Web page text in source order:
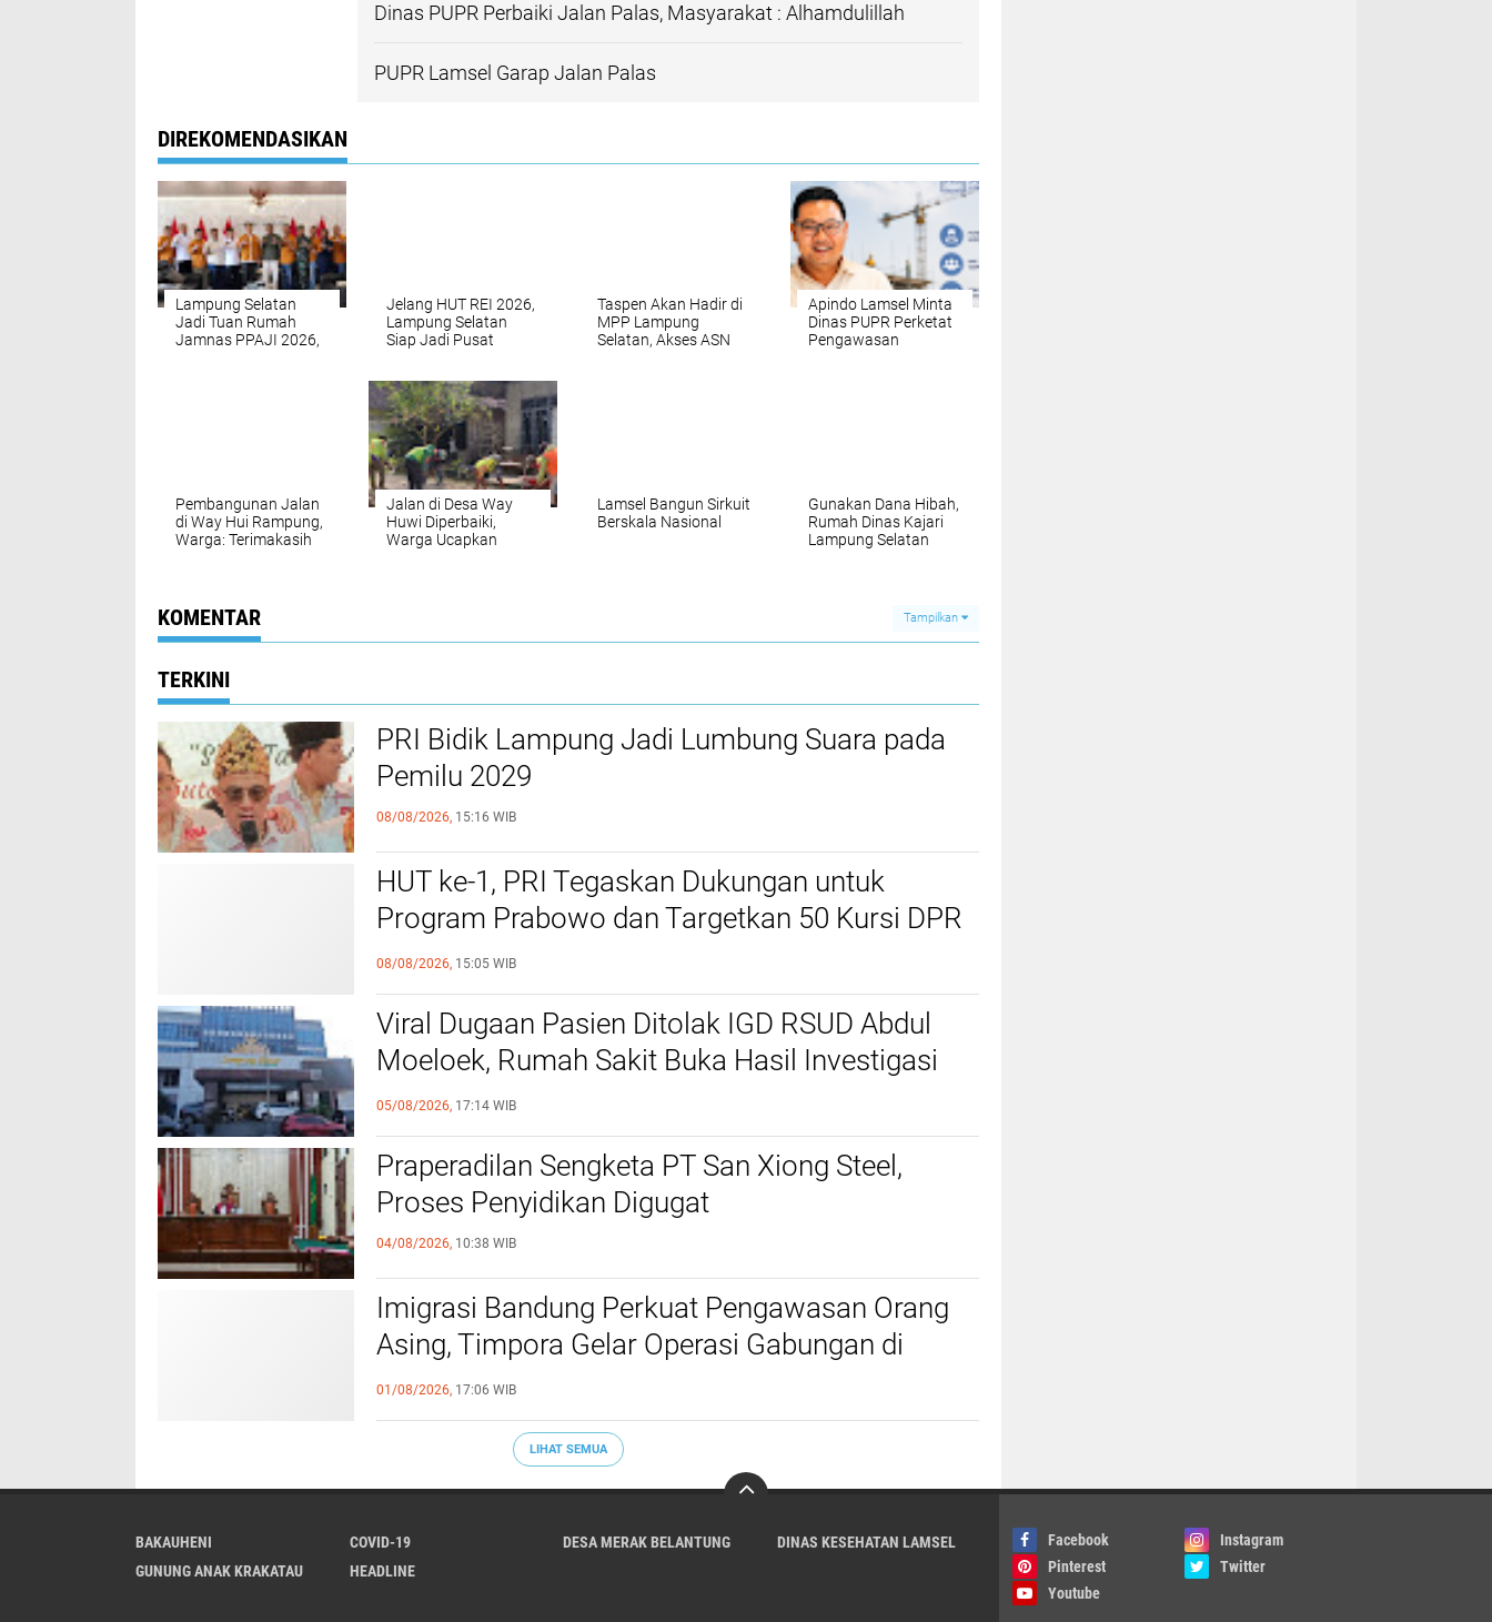
Dinas PUPR Perbaiki Jalan Palas, Masyarakat : Alhamdulillah
PUPR Lamsel Garap Jalan Palas
DIREKOMENDASIKAN
Lampung Selatan
Jadi Tuan Rumah
Jamnas PPAJI 2026,
Jelang HUT REI 2026,
Lampung Selatan
Siap Jadi Pusat
Taspen Akan Hadir di
MPP Lampung
Selatan, Akses ASN
Apindo Lamsel Minta
Dinas PUPR Perketat
Pengawasan
Pembangunan Jalan
di Way Hui Rampung,
Warga: Terimakasih
Jalan di Desa Way
Huwi Diperbaiki,
Warga Ucapkan
Lamsel Bangun Sirkuit
Berskala Nasional
Gunakan Dana Hibah,
Rumah Dinas Kajari
Lampung Selatan
KOMENTAR Tampilkan
TERKINI
PRI Bidik Lampung Jadi Lumbung Suara pada
Pemilu 2029
08/08/2026, 15:16 WIB
HUT ke-1, PRI Tegaskan Dukungan untuk
Program Prabowo dan Targetkan 50 Kursi DPR
RI
08/08/2026, 15:05 WIB
Viral Dugaan Pasien Ditolak IGD RSUD Abdul
Moeloek, Rumah Sakit Buka Hasil Investigasi
Internal
05/08/2026, 17:14 WIB
Praperadilan Sengketa PT San Xiong Steel,
Proses Penyidikan Digugat
04/08/2026, 10:38 WIB
Imigrasi Bandung Perkuat Pengawasan Orang
Asing, Timpora Gelar Operasi Gabungan di
Bandung Barat dan Cimahi
01/08/2026, 17:06 WIB
LIHAT SEMUA
BAKAUHENI COVID-19 DESA MERAK BELANTUNG
DINAS KESEHATAN LAMSEL
GUNUNG ANAK KRAKATAU
HEADLINE
Facebook
Instagram
Pinterest
Twitter
Youtube